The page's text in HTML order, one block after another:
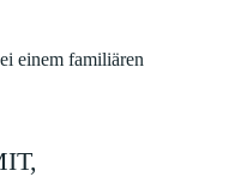
einem familiären